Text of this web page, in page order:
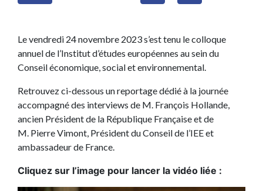
Le vendredi 24 novembre 2023 s’est tenu le colloque
annuel de l’Institut d’études européennes au sein du
Conseil économique, social et environnemental.
Retrouvez ci-dessous un reportage dédié à la journée
accompagné des interviews de M. François Hollande,
ancien Président de la République Française et de
M. Pierre Vimont, Président du Conseil de l’IEE et
ambassadeur de France.
Cliquez sur l’image pour lancer la vidéo liée :